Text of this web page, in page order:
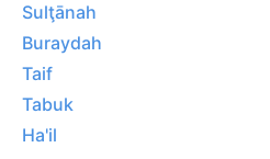
Sulţānah
Buraydah
Taif
Tabuk
Ha'il